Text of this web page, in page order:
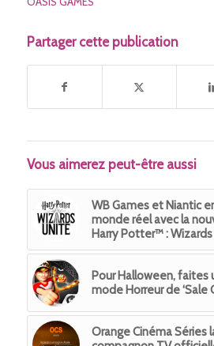
Partager cette publication
Vous aimerez peut-être aussi
WB Games et Niantic
monde réel avec la
Harry Potter™ :
Pour Halloween, faites
mode Horreur de ‘Sale
Orange Cinéma Séries